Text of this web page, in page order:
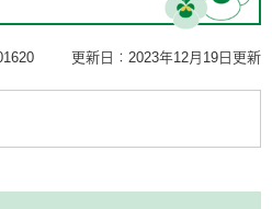
更新日：2023年12月19日更新